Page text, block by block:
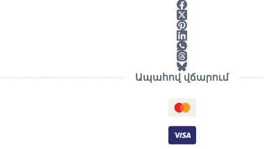
Ապահով վճարում